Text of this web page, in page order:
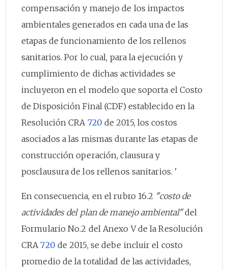
compensación y manejo de los impactos
ambientales generados en cada una de las
etapas de funcionamiento de los rellenos
sanitarios. Por lo cual, para la ejecución y
cumplimiento de dichas actividades se
incluyeron en el modelo que soporta el Costo
de Disposición Final (CDF) establecido en la
Resolución CRA 720 de 2015, los costos
asociados a las mismas durante las etapas de
construcción operación, clausura y
posclausura de los rellenos sanitarios. '
En consecuencia, en el rubro 16.2 "costo de
actividades del plan de manejo ambiental"del
Formulario No.2 del Anexo V de la Resolución
CRA720 de 2015, se debe incluir el costo
promedio de la totalidad de las actividades,